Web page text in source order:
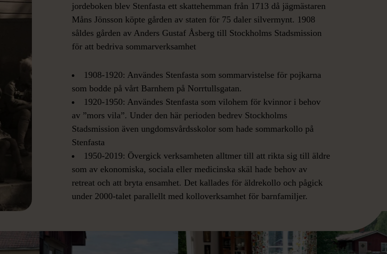
jordeboken blev Stenfasta ett skattehemman från 1713 då jägmästaren
Måns Jönsson köpte gården av staten för 75 daler silvermynt. 1908
såldes gården av Anders Gustaf Åsberg till Stockholms Stadsmission
för att bedriva sommarverksamhet
1908-1920: Användes Stenfasta som sommarvistelse för pojkarna
som bodde på vårt Barnhem på Norrtullsgatan.
1920-1950: Användes Stenfasta som vilohem för kvinnor i behov
av ”mors vila”. Under den här perioden bedrev Stockholms
Stadsmission även ungdomsvårdsskolor som hade sommarkollo på
Stenfasta
1950-2019: Övergick verksamheten alltmer till att rikta sig till äldre
som av ekonomiska, sociala eller medicinska skäl hade behov av
retreat och att bryta ensamhet. Det kallades för äldrekollo och pågick
under 2000-talet parallellt med kolloverksamhet för barnfamiljer.